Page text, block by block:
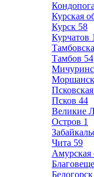
Кондопога
Курская
Курск 58
Курчатов 1
Тамбов 54
Моршанск
Псков 44
Великие
Остров 1
Чита 59
Амурская
Белогорск